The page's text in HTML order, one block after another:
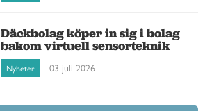
Däckbolag köper in sig i bolag
bakom virtuell sensorteknik
Nyheter 03 juli 2026